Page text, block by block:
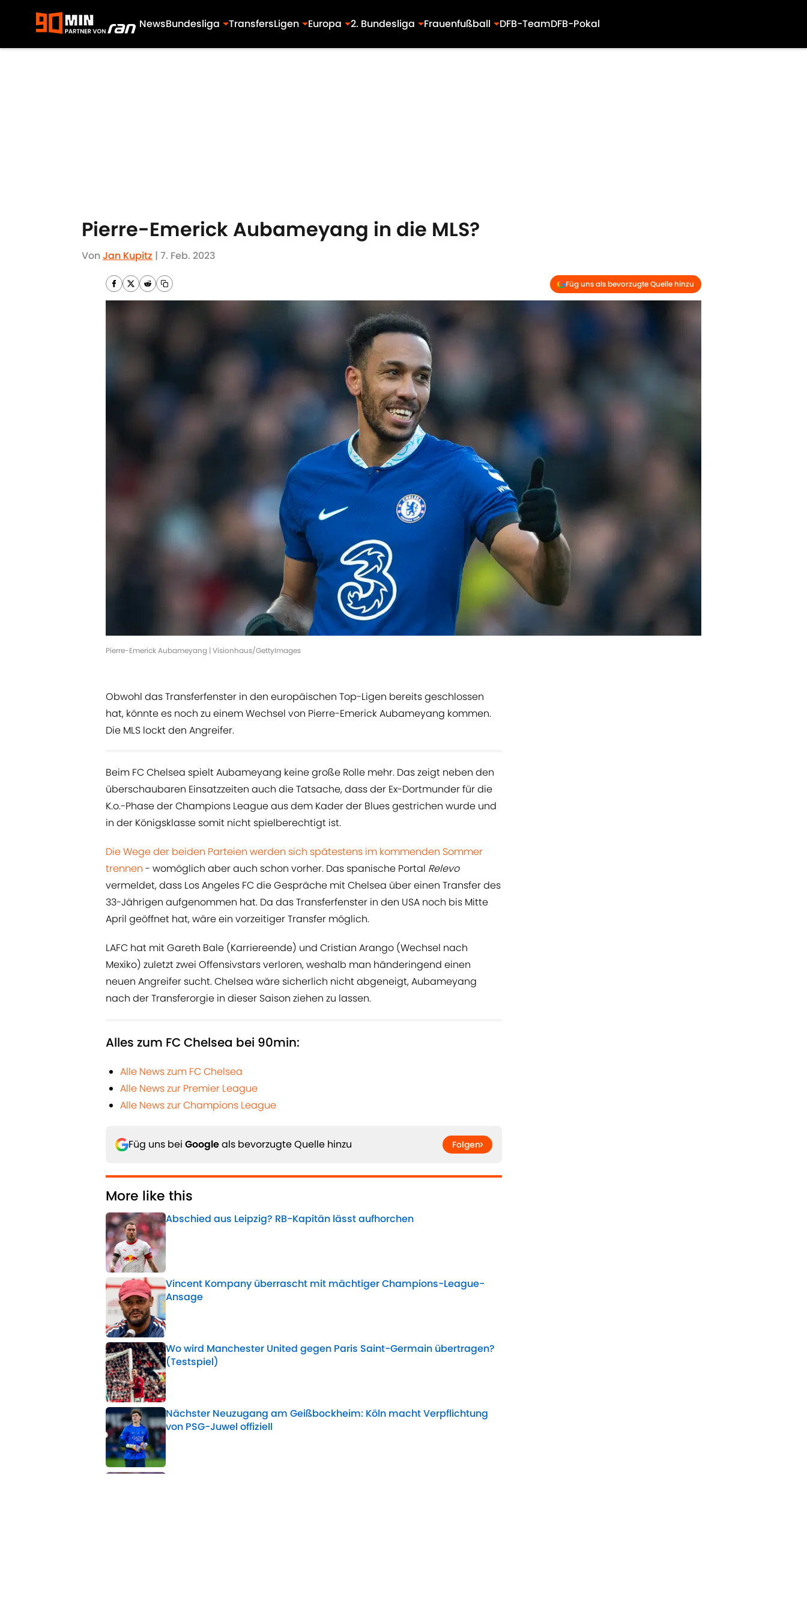
NewsBundesliga TransfersLigen Europa 2. Bundesliga Frauenfußball DFB-TeamDFB-Pokal
Pierre-Emerick Aubameyang in die MLS?
VonJan Kupitz | 7. Feb. 2023
Füg uns als bevorzugte Quelle hinzu
Pierre-Emerick Aubameyang | Visionhaus/GettyImages
Obwohl das Transferfenster in den europäischen Top-Ligen bereits geschlossen
hat, könnte es noch zu einem Wechsel von Pierre-Emerick Aubameyang kommen.
Die MLS lockt den Angreifer.
Beim FC Chelsea spielt Aubameyang keine große Rolle mehr. Das zeigt neben den
überschaubaren Einsatzzeiten auch die Tatsache, dass der Ex-Dortmunder für die
K.o.-Phase der Champions League aus dem Kader der Blues gestrichen wurde und
in der Königsklasse somit nicht spielberechtigt ist.
Die Wege der beiden Parteien werden sich spätestens im kommenden Sommer
trennen - womöglich aber auch schon vorher. Das spanische Portal Relevo
vermeldet, dass Los Angeles FC die Gespräche mit Chelsea über einen Transfer des
33-Jährigen aufgenommen hat. Da das Transferfenster in den USA noch bis Mitte
April geöffnet hat, wäre ein vorzeitiger Transfer möglich.
LAFC hat mit Gareth Bale (Karriereende) und Cristian Arango (Wechsel nach
Mexiko) zuletzt zwei Offensivstars verloren, weshalb man händeringend einen
neuen Angreifer sucht. Chelsea wäre sicherlich nicht abgeneigt, Aubameyang
nach der Transferorgie in dieser Saison ziehen zu lassen.
Alles zum FC Chelsea bei 90min:
Alle News zum FC Chelsea
Alle News zur Premier League
Alle News zur Champions League
Füg uns bei Googleals bevorzugte Quelle hinzu Folgen
More like this
Abschied aus Leipzig? RB-Kapitän lässt aufhorchen
Published by on Invalid Date
Vincent Kompany überrascht mit mächtiger Champions-League-
Ansage
Published by on Invalid Date
Wo wird Manchester United gegen Paris Saint-Germain übertragen?
(Testspiel)
Published by on Invalid Date
Nächster Neuzugang am Geißbockheim: Köln macht Verpflichtung
von PSG-Juwel offiziell
Published by on Invalid Date